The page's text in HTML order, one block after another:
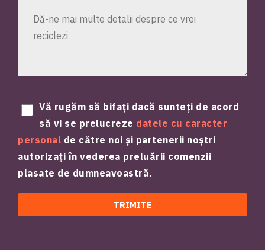
Vă rugăm să bifați dacă sunteți de acord
să vi se prelucreze datele cu caracter
personal de către noi și partenerii noștri
autorizați în vederea preluării comenzii
plasate de dumneavoastră.